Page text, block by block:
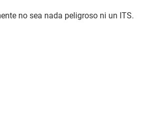
no sea nada peligroso ni un ITS.